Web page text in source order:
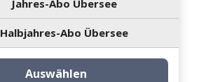
Jahres-Abo Übersee
Halbjahres-Abo Übersee
Auswählen